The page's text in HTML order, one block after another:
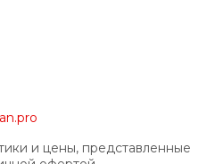
и цены, представленные